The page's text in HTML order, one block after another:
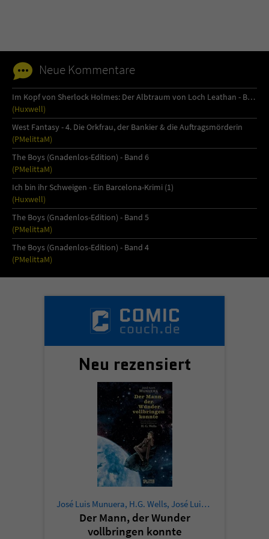
Neue Kommentare
Im Kopf von Sherlock Holmes: Der Albtraum von Loch Leathan - Buch 1
(Huxwell)
West Fantasy - 4. Die Orkfrau, der Bankier & die Auftragsmörderin
(PMelittaM)
The Boys (Gnadenlos-Edition) - Band 6
(PMelittaM)
Ich bin ihr Schweigen - Ein Barcelona-Krimi (1)
(Huxwell)
The Boys (Gnadenlos-Edition) - Band 5
(PMelittaM)
The Boys (Gnadenlos-Edition) - Band 4
(PMelittaM)
Neu rezensiert
José Luis Munuera, H.G. Wells, José Luis Munuera
Der Mann, der Wunder
vollbringen konnte
Zweck
Name fe_typo_user
Anbieter Literatur-Couch Medien GmbH & Co. KG
Laufzeit Session
Zweck
Kommunikation der Webseite mit dem